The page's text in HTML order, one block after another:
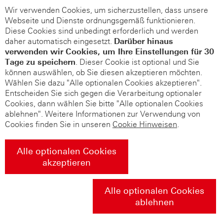
Wir verwenden Cookies, um sicherzustellen, dass unsere
Webseite und Dienste ordnungsgemäß funktionieren.
Diese Cookies sind unbedingt erforderlich und werden
daher automatisch eingesetzt. Darüber hinaus
verwenden wir Cookies, um Ihre Einstellungen für 30
Tage zu speichern. Dieser Cookie ist optional und Sie
können auswählen, ob Sie diesen akzeptieren möchten.
Wählen Sie dazu "Alle optionalen Cookies akzeptieren".
Entscheiden Sie sich gegen die Verarbeitung optionaler
Cookies, dann wählen Sie bitte "Alle optionalen Cookies
ablehnen". Weitere Informationen zur Verwendung von
Cookies finden Sie in unseren Cookie Hinweisen.
Alle optionalen Cookies
akzeptieren
Alle optionalen Cookies
ablehnen